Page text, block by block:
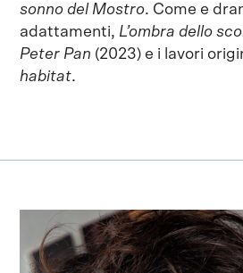
sonno del Mostro. Come e
adattamenti, L’ombra dello
Peter Pan (2023) e i lavori
habitat.